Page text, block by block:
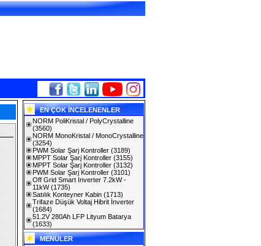
EN ÇOK İNCELENENLER
NORM PoliKristal / PolyCrystalline
(3560)
NORM MonoKristal / MonoCrystalline
(3254)
PWM Solar Şarj Kontroller (3189)
MPPT Solar Şarj Kontroller (3155)
MPPT Solar Şarj Kontroller (3132)
PWM Solar Şarj Kontroller (3101)
Off Grid Smart Inverter 7.2kW -
11kW(1735)
Satılık Konteyner Kabin (1713)
Trifaze Düşük Voltaj Hibrit İnverter
(1684)
51.2V 280Ah LFP Lityum Batarya
(1633)
MENÜLER